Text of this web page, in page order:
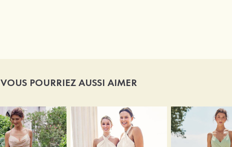
VOUS POURRIEZ AUSSI AIMER